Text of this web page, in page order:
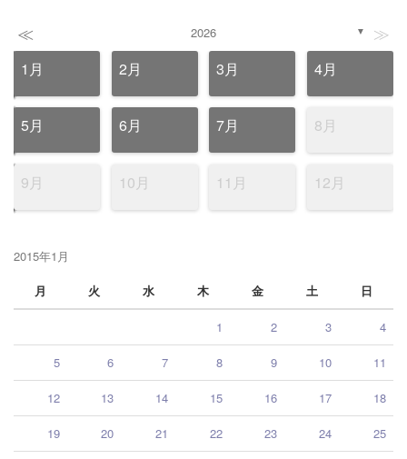
≪ 2026 ▼ ≫
1月 2月 3月 4月
5月 6月 7月 8月
9月 10月 11月 12月
2015年1月
月
火 水 木 金 土 日
1 2 3 4
5 6 7 8 9 10 11
12 13 14 15 16 17 18
19 20 21 22 23 24 25